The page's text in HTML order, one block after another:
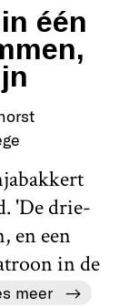
één
'De drie-
en een
in de
meer